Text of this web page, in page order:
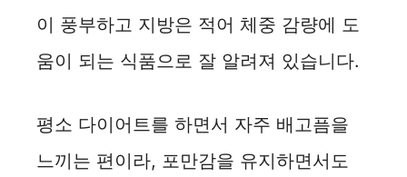
이 풍부하고 지방은 적어 체중 감량에 도
움이 되는 식품으로 잘 알려져 있습니다.
평소 다이어트를 하면서 자주 배고픔을
느끼는 편이라, 포만감을 유지하면서도